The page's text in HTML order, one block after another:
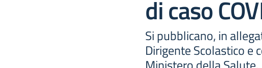
di caso
Si pubblicano, in
Dirigente Scolastico e